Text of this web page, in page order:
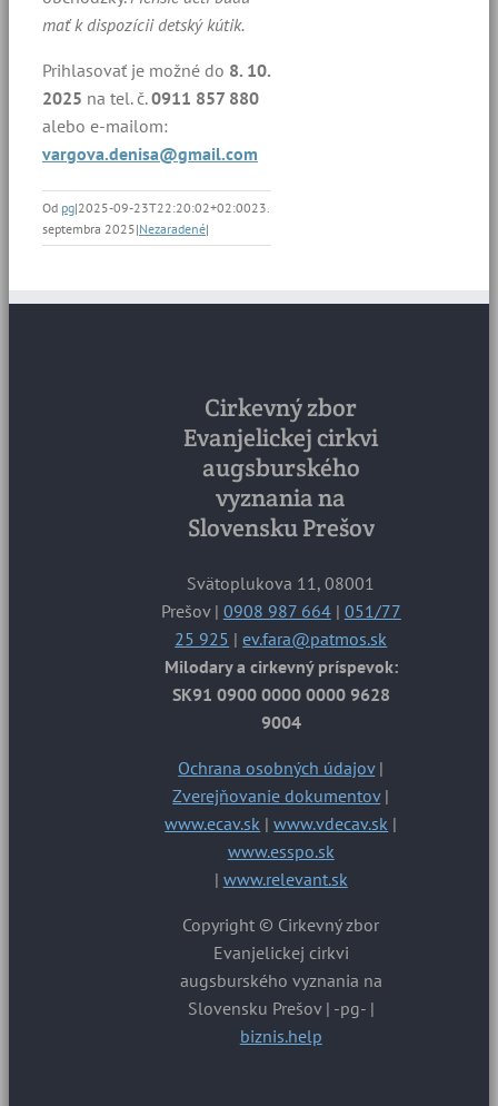
mať k dispozícii detský kútik.
Prihlasovať je možné do 8. 10.
2025 na tel. č.0911 857 880
alebo e-mailom:
vargova.denisa@gmail.com
Od pg|2025-09-23T22:20:02+02:0023.
septembra 2025|Nezaradené|
Cirkevný zbor
Evanjelickej cirkvi
augsburského
vyznania na
Slovensku Prešov
Svätoplukova 11, 08001
Prešov | 0908 987 664| 051/77
25 925 |ev.fara@patmos.sk
Milodary a cirkevný príspevok:
SK91 0900 0000 0000 9628
9004
Ochrana osobných údajov|
Zverejňovanie dokumentov|
www.ecav.sk |www.vdecav.sk |
www.esspo.sk
| www.relevant.sk
Copyright © Cirkevný zbor
Evanjelickej cirkvi
augsburského vyznania na
Slovensku Prešov | -pg- |
biznis.help